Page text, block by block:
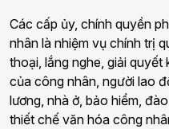
Các cấp ủy, chính quyền
nhân là nhiệm vụ chính trị
thoại, lắng nghe, giải
của công nhân, người lao
lương, nhà ở, bảo hiểm,
thiết chế văn hóa công